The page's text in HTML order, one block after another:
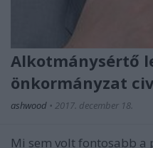
Alkotmánysértő
önkormányzat
ashwood • 2017. december 18.
Mi sem volt fontosabb a